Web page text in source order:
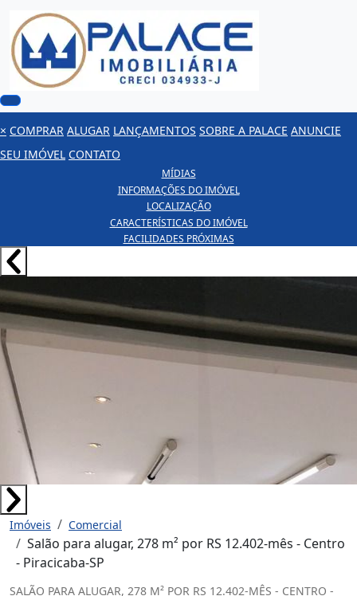
× COMPRAR ALUGAR LANÇAMENTOS SOBRE A PALACE ANUNCIE
SEU IMÓVEL CONTATO
MÍDIAS
INFORMAÇÕES DO IMÓVEL
LOCALIZAÇÃO
CARACTERÍSTICAS DO IMÓVEL
FACILIDADES PRÓXIMAS
Imóveis Comercial
Salão para alugar, 278 m² por RS 12.402-mês - Centro
- Piracicaba-SP
SALÃO PARA ALUGAR, 278 M² POR RS 12.402-MÊS - CENTRO -